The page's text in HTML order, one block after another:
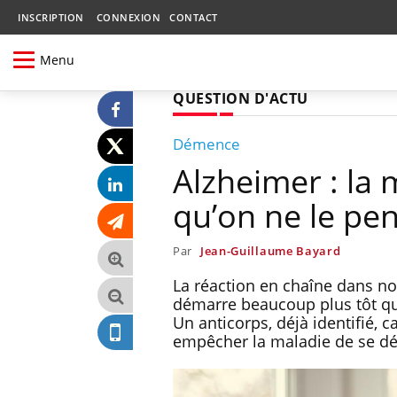
INSCRIPTION CONNEXION CONTACT
Menu
QUESTION D'ACTU
Démence
Alzheimer : la
qu’on ne le
Par Jean-Guillaume Bayard
La réaction en chaîne dans
démarre beaucoup plus tôt
Un anticorps, déjà identifié,
empêcher la maladie de se